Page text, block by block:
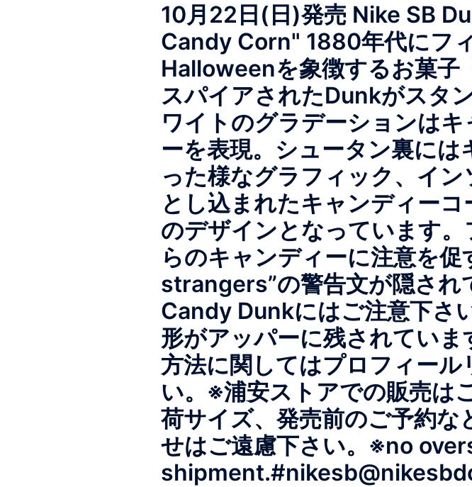
10月22日(日)発売 Nike SB
Candy Corn" 1880年代にフ
Halloweenを象徴するお菓子
スパイアされたDunkがスタ
ワイトのグラデーションは
ーを表現。シュータン裏に
った様なグラフィック、イ
とし込まれたキャンディー
のデザインとなっています
らのキャンディーに注意を
strangers”の警告文が隠され
Candy Dunkにはご注意下さ
形がアッパーに残されてい
方法に関してはプロフィー
い。※浦安ストアでの販売は
荷サイズ、発売前のご予約
せはご遠慮下さい。※no